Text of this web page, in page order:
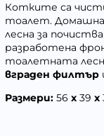
Котките са
тоалет.
лесна за
разработена
тоалетната
вграден филтър
Размери: 56 x 39 x